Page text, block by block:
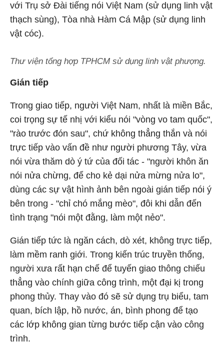
với Trụ sở Đài tiếng nói Việt Nam (sử dụng linh vật
thạch sùng), Tòa nhà Hàm Cá Mập (sử dụng linh
vật cóc).
Thư viện tổng hợp TPHCM sử dụng linh vật phượng.
Gián tiếp
Trong giao tiếp, người Việt Nam, nhất là miền Bắc,
coi trọng sự tế nhị với kiểu nói "vòng vo tam quốc",
"rào trước đón sau", chứ không thẳng thắn và nói
trực tiếp vào vấn đề như người phương Tây, vừa
nói vừa thăm dò ý tứ của đối tác - "người khôn ăn
nói nửa chừng, để cho kẻ dại nửa mừng nửa lo",
dùng các sự vật hình ảnh bên ngoài gián tiếp nói ý
bên trong - "chỉ chó mắng mèo", đôi khi dẫn đến
tình trạng "nói một đằng, làm một nẻo".
Gián tiếp tức là ngăn cách, dò xét, không trực tiếp,
làm mềm ranh giới. Trong kiến trúc truyền thống,
người xưa rất hạn chế để tuyến giao thông chiếu
thẳng vào chính giữa công trình, một đại kị trong
phong thủy. Thay vào đó sẽ sử dụng trụ biểu, tam
quan, bích lập, hồ nước, án, bình phong để tạo
các lớp không gian từng bước tiếp cận vào công
trình.